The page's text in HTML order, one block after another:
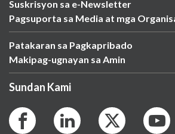
Suskrisyon sa e-Newsletter
Pagsuporta sa Media at mga
Patakaran sa Pagkapribado
Makipag-ugnayan sa Amin
Sundan Kami